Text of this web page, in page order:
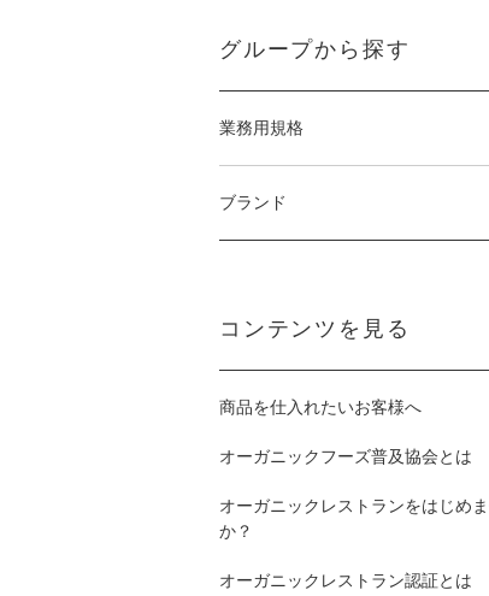
グループから探す
業務用規格
ブランド
コンテンツを見る
商品を仕入れたいお客様へ
オーガニックフーズ普及協会とは
オーガニックレストランをはじめ
か？
オーガニックレストラン認証とは